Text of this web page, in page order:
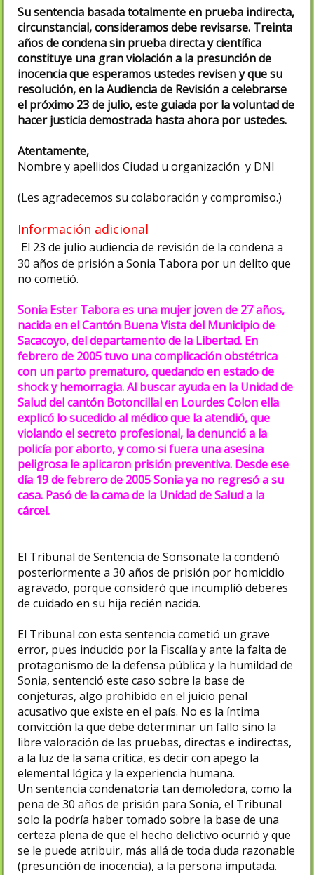
Su sentencia basada totalmente en prueba indirecta,
circunstancial, consideramos debe revisarse. Treinta
años de condena sin prueba directa y científica
constituye una gran violación a la presunción de
inocencia que esperamos ustedes revisen y que su
resolución, en la Audiencia de Revisión a celebrarse
el próximo 23 de julio, este guiada por la voluntad de
hacer justicia demostrada hasta ahora por ustedes.
Atentamente,
Nombre y apellidos Ciudad u organización y DNI
(Les agradecemos su colaboración y compromiso.)
Información adicional
El 23 de julio audiencia de revisión de la condena a
30 años de prisión a Sonia Tabora por un delito que
no cometió.
Sonia Ester Tabora es una mujer joven de 27 años,
nacida en el Cantón Buena Vista del Municipio de
Sacacoyo, del departamento de la Libertad. En
febrero de 2005 tuvo una complicación obstétrica
con un parto prematuro, quedando en estado de
shock y hemorragia. Al buscar ayuda en la Unidad de
Salud del cantón Botoncillal en Lourdes Colon ella
explicó lo sucedido al médico que la atendió, que
violando el secreto profesional, la denunció a la
policía por aborto, y como si fuera una asesina
peligrosa le aplicaron prisión preventiva. Desde ese
día 19 de febrero de 2005 Sonia ya no regresó a su
casa. Pasó de la cama de la Unidad de Salud a la
cárcel.
El Tribunal de Sentencia de Sonsonate la condenó
posteriormente a 30 años de prisión por homicidio
agravado, porque consideró que incumplió deberes
de cuidado en su hija recién nacida.
El Tribunal con esta sentencia cometió un grave
error, pues inducido por la Fiscalía y ante la falta de
protagonismo de la defensa pública y la humildad de
Sonia, sentenció este caso sobre la base de
conjeturas, algo prohibido en el juicio penal
acusativo que existe en el país. No es la íntima
convicción la que debe determinar un fallo sino la
libre valoración de las pruebas, directas e indirectas,
a la luz de la sana crítica, es decir con apego la
elemental lógica y la experiencia humana.
Un sentencia condenatoria tan demoledora, como la
pena de 30 años de prisión para Sonia, el Tribunal
solo la podría haber tomado sobre la base de una
certeza plena de que el hecho delictivo ocurrió y que
se le puede atribuir, más allá de toda duda razonable
(presunción de inocencia), a la persona imputada.